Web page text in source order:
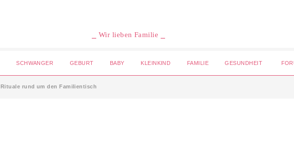
⎯ Wir lieben Familie ⎯
SCHWANGER GEBURT BABY KLEINKIND FAMILIE GESUNDHEIT
Rituale rund um den Familientisch